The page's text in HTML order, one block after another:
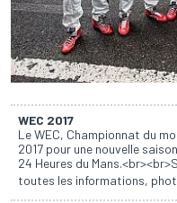
WEC 2017
Le WEC, Championnat du
2017 pour une nouvelle
24 Heures du
toutes les informations,